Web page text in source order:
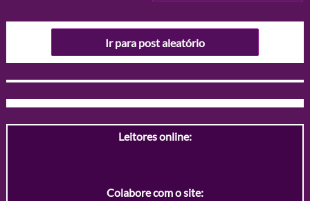
Ir para post aleatório
Leitores online:
Colabore com o site: